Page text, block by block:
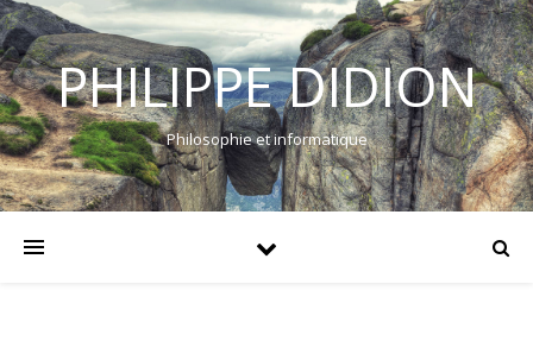
PHILIPPE DIDION
Philosophie et informatique